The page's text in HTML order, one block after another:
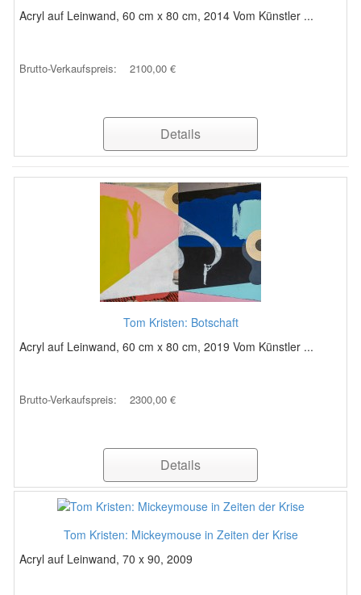
Acryl auf Leinwand, 60 cm x 80 cm, 2014 Vom Künstler ...
Brutto-Verkaufspreis: 2100,00 €
Details
Tom Kristen: Botschaft
Acryl auf Leinwand, 60 cm x 80 cm, 2019 Vom Künstler ...
Brutto-Verkaufspreis: 2300,00 €
Details
Tom Kristen: Mickeymouse in Zeiten der Krise
Acryl auf Leinwand, 70 x 90, 2009